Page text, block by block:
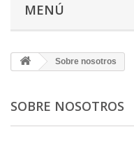
MENÚ
Sobre nosotros
SOBRE NOSOTROS